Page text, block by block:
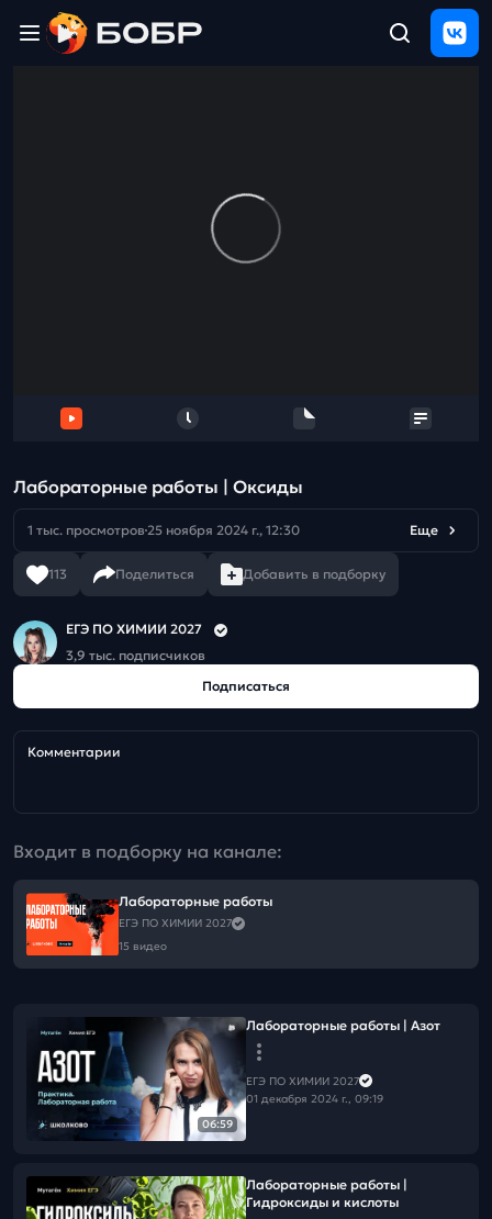
Лабораторные работы | Оксиды
1 тыс. просмотров 25 ноября 2024 г., 12:30 Еще
113 Поделиться Добавить в подборку
ЕГЭ ПО ХИМИИ 2027
3,9 тыс. подписчиков
Подписаться
Комментарии
Входит в подборку на канале:
Лабораторные работы
ЕГЭ ПО ХИМИИ 2027
15 видео
06:59
Лабораторные работы | Азот
ЕГЭ ПО ХИМИИ 2027
01 декабря 2024 г., 09:19
Лабораторные работы |
Гидроксиды и кислоты